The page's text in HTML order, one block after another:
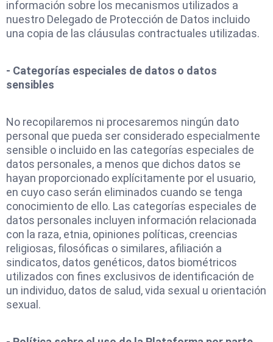
información sobre los mecanismos utilizados a
nuestro Delegado de Protección de Datos incluido
una copia de las cláusulas contractuales utilizadas.
- Categorías especiales de datos o datos
sensibles
No recopilaremos ni procesaremos ningún dato
personal que pueda ser considerado especialmente
sensible o incluido en las categorías especiales de
datos personales, a menos que dichos datos se
hayan proporcionado explícitamente por el usuario,
en cuyo caso serán eliminados cuando se tenga
conocimiento de ello. Las categorías especiales de
datos personales incluyen información relacionada
con la raza, etnia, opiniones políticas, creencias
religiosas, filosóficas o similares, afiliación a
sindicatos, datos genéticos, datos biométricos
utilizados con fines exclusivos de identificación de
un individuo, datos de salud, vida sexual u orientación
sexual.